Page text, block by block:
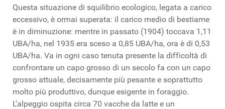
Questa situazione di squilibrio ecologico, legata a carico
eccessivo, è ormai superata: il carico medio di bestiame
è in diminuzione: mentre in passato (1904) toccava 1,11
UBA/ha, nel 1935 era sceso a 0,85 UBA/ha, ora è di 0,53
UBA/ha. Va in ogni caso tenuta presente la difficoltà di
confrontare un capo grosso di un secolo fa con un capo
grosso attuale, decisamente più pesante e soprattutto
molto più produttivo, dunque esigente in foraggio.
L’alpeggio ospita circa 70 vacche da latte e un